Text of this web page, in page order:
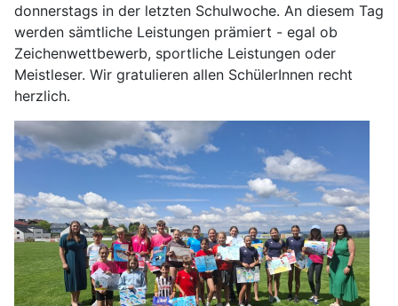
donnerstags in der letzten Schulwoche. An diesem Tag
werden sämtliche Leistungen prämiert - egal ob
Zeichenwettbewerb, sportliche Leistungen oder
Meistleser. Wir gratulieren allen SchülerInnen recht
herzlich.